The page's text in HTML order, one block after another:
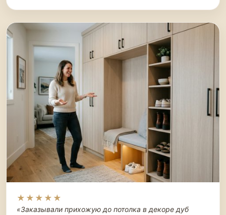
★★★★★
«Заказывали прихожую до потолка в декоре дуб